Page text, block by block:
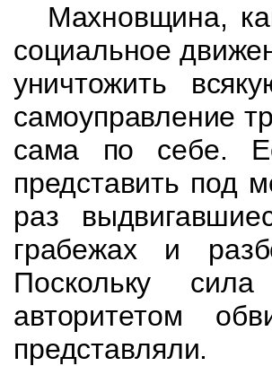
Махновщина,
социальное
уничтожить
самоуправление
сама по себе.
представить под
раз
грабежах и
Поскольку
авторитетом
представляли.